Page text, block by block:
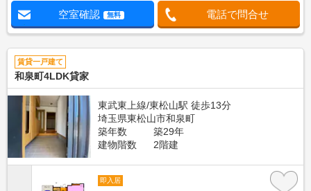
空室確認 無料 電話で問合せ
賃貸一戸建て
和泉町4LDK貸家
東武東上線/東松山駅 徒歩13分
埼玉県東松山市和泉町
築年数
築29年
建物階数
2階建
即入居